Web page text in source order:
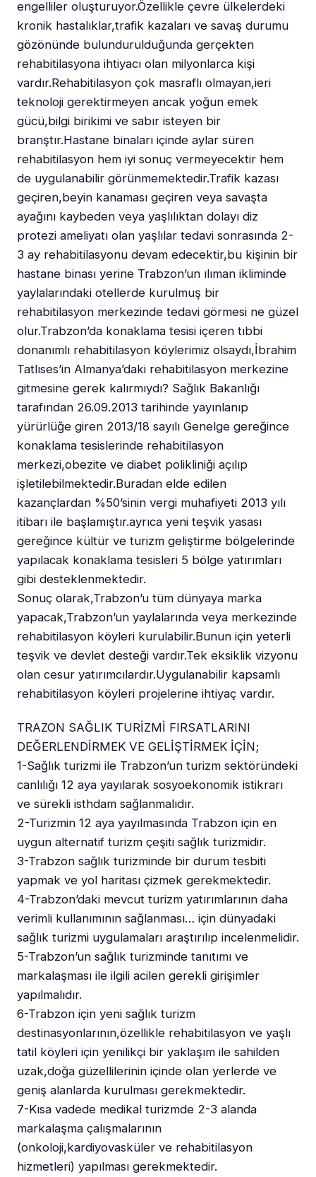
engelliler oluşturuyor.Özellikle çevre ülkelerdeki
kronik hastalıklar,trafik kazaları ve savaş durumu
gözönünde bulundurulduğunda gerçekten
rehabitilasyona ihtiyacı olan milyonlarca kişi
vardır.Rehabitilasyon çok masraflı olmayan,ieri
teknoloji gerektirmeyen ancak yoğun emek
gücü,bilgi birikimi ve sabır isteyen bir
branştır.Hastane binaları içinde aylar süren
rehabitilasyon hem iyi sonuç vermeyecektir hem
de uygulanabilir görünmemektedir.Trafik kazası
geçiren,beyin kanaması geçiren veya savaşta
ayağını kaybeden veya yaşlılıktan dolayı diz
protezi ameliyatı olan yaşlılar tedavi sonrasında 2-
3 ay rehabitilasyonu devam edecektir,bu kişinin bir
hastane binası yerine Trabzon’un ılıman ikliminde
yaylalarındaki otellerde kurulmuş bir
rehabitilasyon merkezinde tedavi görmesi ne güzel
olur.Trabzon’da konaklama tesisi içeren tıbbi
donanımlı rehabitilasyon köylerimiz olsaydı,İbrahim
Tatlıses’in Almanya’daki rehabitilasyon merkezine
gitmesine gerek kalırmıydı? Sağlık Bakanlığı
tarafından 26.09.2013 tarihinde yayınlanıp
yürürlüğe giren 2013/18 sayılı Genelge gereğince
konaklama tesislerinde rehabitilasyon
merkezi,obezite ve diabet polikliniği açılıp
işletilebilmektedir.Buradan elde edilen
kazançlardan %50’sinin vergi muhafiyeti 2013 yılı
itibarı ile başlamıştır.ayrıca yeni teşvik yasası
gereğince kültür ve turizm geliştirme bölgelerinde
yapılacak konaklama tesisleri 5 bölge yatırımları
gibi desteklenmektedir.
Sonuç olarak,Trabzon’u tüm dünyaya marka
yapacak,Trabzon’un yaylalarında veya merkezinde
rehabitilasyon köyleri kurulabilir.Bunun için yeterli
teşvik ve devlet desteği vardır.Tek eksiklik vizyonu
olan cesur yatırımcılardır.Uygulanabilir kapsamlı
rehabitilasyon köyleri projelerine ihtiyaç vardır.
TRAZON SAĞLIK TURİZMİ FIRSATLARINI
DEĞERLENDİRMEK VE GELİŞTİRMEK İÇİN;
1-Sağlık turizmi ile Trabzon’un turizm sektöründeki
canlılığı 12 aya yayılarak sosyoekonomik istikrarı
ve sürekli isthdam sağlanmalıdır.
2-Turizmin 12 aya yayılmasında Trabzon için en
uygun alternatif turizm çeşiti sağlık turizmidir.
3-Trabzon sağlık turizminde bir durum tesbiti
yapmak ve yol haritası çizmek gerekmektedir.
4-Trabzon’daki mevcut turizm yatırımlarının daha
verimli kullanımının sağlanması… için dünyadaki
sağlık turizmi uygulamaları araştırılıp incelenmelidir.
5-Trabzon’un sağlık turizminde tanıtımı ve
markalaşması ile ilgili acilen gerekli girişimler
yapılmalıdır.
6-Trabzon için yeni sağlık turizm
destinasyonlarının,özellikle rehabitilasyon ve yaşlı
tatil köyleri için yenilikçi bir yaklaşım ile sahilden
uzak,doğa güzellilerinin içinde olan yerlerde ve
geniş alanlarda kurulması gerekmektedir.
7-Kısa vadede medikal turizmde 2-3 alanda
markalaşma çalışmalarının
(onkoloji,kardiyovasküler ve rehabitilasyon
hizmetleri) yapılması gerekmektedir.